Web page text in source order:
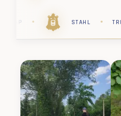
PHARMA · STIHL ·